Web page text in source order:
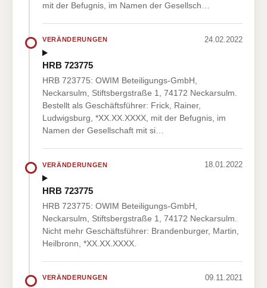
mit der Befugnis, im Namen der Gesellsch…
VERÄNDERUNGEN 24.02.2022
HRB 723775
HRB 723775: OWIM Beteiligungs-GmbH,
Neckarsulm, Stiftsbergstraße 1, 74172 Neckarsulm.
Bestellt als Geschäftsführer: Frick, Rainer,
Ludwigsburg, *XX.XX.XXXX, mit der Befugnis, im
Namen der Gesellschaft mit si…
VERÄNDERUNGEN 18.01.2022
HRB 723775
HRB 723775: OWIM Beteiligungs-GmbH,
Neckarsulm, Stiftsbergstraße 1, 74172 Neckarsulm.
Nicht mehr Geschäftsführer: Brandenburger, Martin,
Heilbronn, *XX.XX.XXXX.
VERÄNDERUNGEN 09.11.2021